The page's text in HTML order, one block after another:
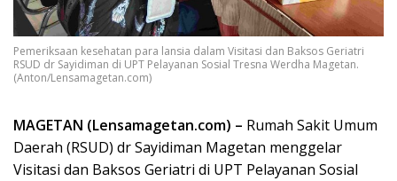
Pemeriksaan kesehatan para lansia dalam Visitasi dan Baksos Geriatri
RSUD dr Sayidiman di UPT Pelayanan Sosial Tresna Werdha Magetan.
(Anton/Lensamagetan.com)
MAGETAN (Lensamagetan.com) – Rumah Sakit Umum
Daerah (RSUD) dr Sayidiman Magetan menggelar
Visitasi dan Baksos Geriatri di UPT Pelayanan Sosial